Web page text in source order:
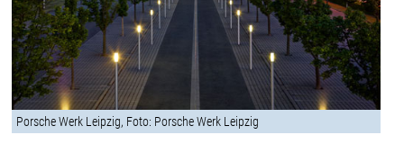
Porsche Werk Leipzig, Foto: Porsche Werk Leipzig